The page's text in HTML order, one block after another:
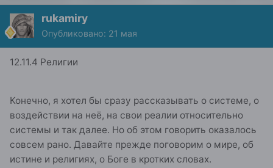
rukamiry
Опубликовано: 21 мая
12.11.4 Религии
Конечно, я хотел бы сразу рассказывать о системе, о
воздействии на неё, на свои реалии относительно
системы и так далее. Но об этом говорить оказалось
совсем рано. Давайте прежде поговорим о мире, об
истине и религиях, о Боге в кротких словах.